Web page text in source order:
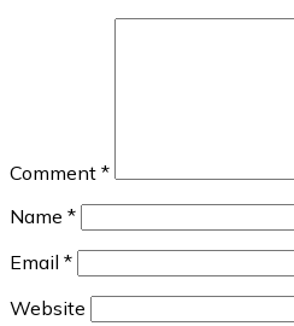
Comment *
Name *
Email *
Website